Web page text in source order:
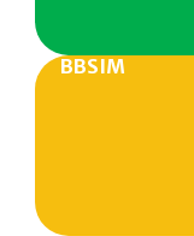
BBSIM